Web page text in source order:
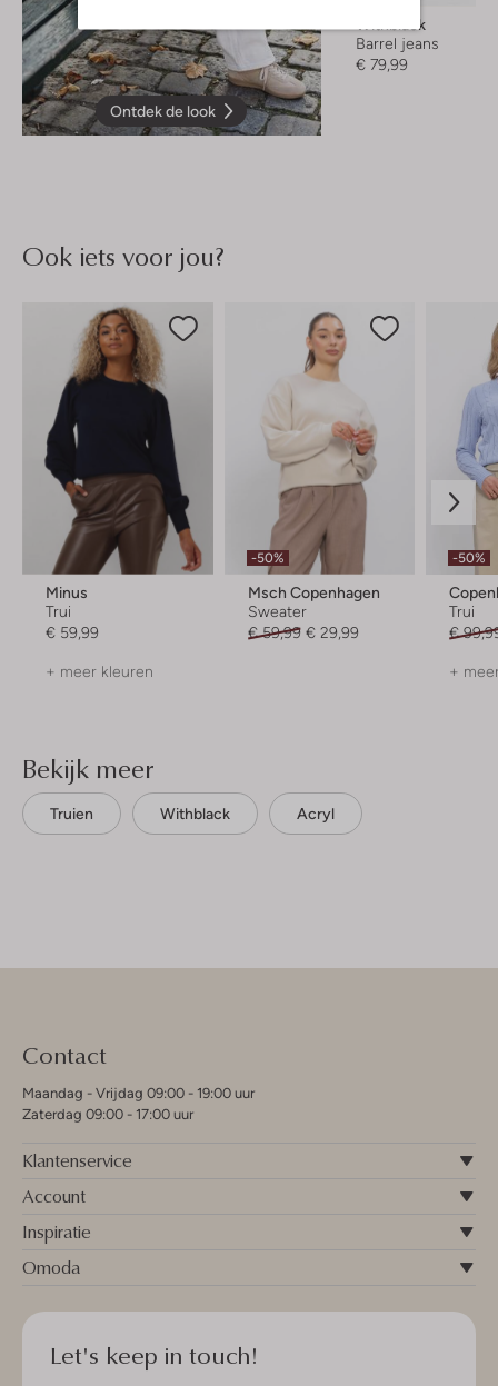
Ontdek de look
Withblack
Barrel jeans
€ 79,99
Ook iets voor jou?
Minus
Trui
€ 59,99
+ meer kleuren
-50%
Msch Copenhagen
Sweater
€ 59,99 € 29,99
-50%
Trui
€
+
Bekijk meer
Truien Withblack Acryl
Contact
Maandag - Vrijdag 09:00 - 19:00 uur
Zaterdag 09:00 - 17:00 uur
Klantenservice
Account
Inspiratie
Omoda
Let's keep in touch!